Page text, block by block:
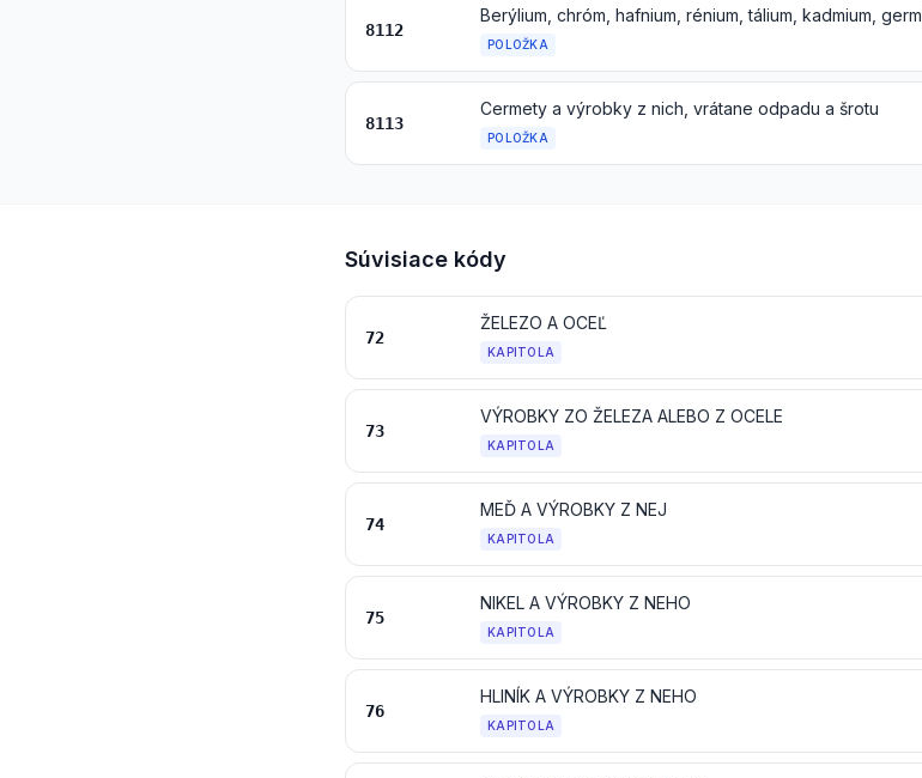
8112
POLOŽKA
8113
Cermety a výrobky z nich, vrátane odpadu a šrotu
POLOŽKA
Súvisiace kódy
72
ŽELEZO A OCEĽ
KAPITOLA
73
VÝROBKY ZO ŽELEZA ALEBO Z OCELE
KAPITOLA
74
MEĎ A VÝROBKY Z NEJ
KAPITOLA
75
NIKEL A VÝROBKY Z NEHO
KAPITOLA
76
HLINÍK A VÝROBKY Z NEHO
KAPITOLA